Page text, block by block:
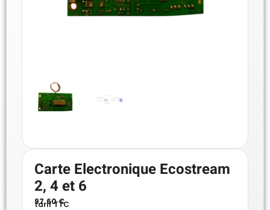
Carte Electronique Ecostream
2, 4 et 6
97.60€
tarif TTC